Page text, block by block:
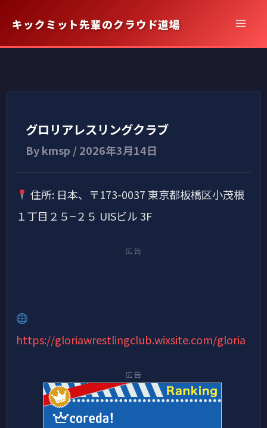
を
キ
キックミット先輩のクラウド道場
グロリアレスリングクラブ
Bykmsp /2026年3月14日
住所: 日本、〒173-0037 東京都板橋区小茂根
１丁目２５−２５ UISビル 3F
広告
https://gloriawrestlingclub.wixsite.com/gloria
広告